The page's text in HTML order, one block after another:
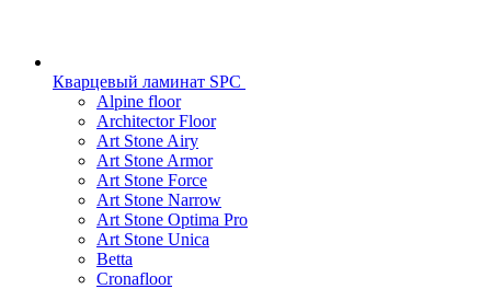
Кварцевый ламинат SPC
Alpine floor
Architector Floor
Art Stone Airy
Art Stone Armor
Art Stone Force
Art Stone Narrow
Art Stone Optima Pro
Art Stone Unica
Betta
Cronafloor